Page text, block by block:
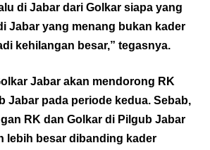
di Jabar dari Golkar siapa yang
Jabar yang menang bukan kader
kehilangan besar,” tegasnya.
Jabar akan mendorong RK
Jabar pada periode kedua. Sebab,
RK dan Golkar di Pilgub Jabar
lebih besar dibanding kader